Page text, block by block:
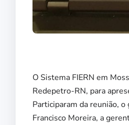
O Sistema FIERN em
Redepetro-RN, para
Participaram da reunião,
Francisco Moreira, a